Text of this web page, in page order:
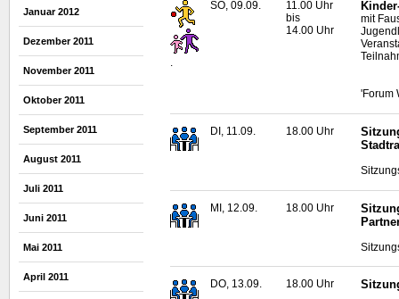
Januar 2012
Dezember 2011
November 2011
Oktober 2011
September 2011
August 2011
Juli 2011
Juni 2011
Mai 2011
April 2011
.
SO, 09.09.
11.00 Uhr
bis
14.00 Uhr
mit
'Forum
DI, 11.09. 18.00 Uhr
MI, 12.09. 18.00 Uhr
DO, 13.09. 18.00 Uhr